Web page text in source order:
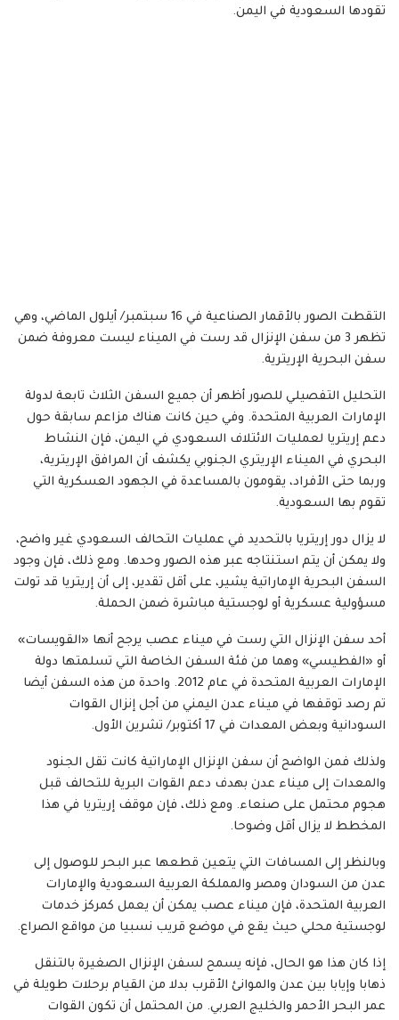
تقودها السعودية في اليمن.
التقطت الصور بالأقمار الصناعية في 16 سبتمبر/ أيلول الماضي، وهي
تظهر 3 من سفن الإنزال قد رست في الميناء ليست معروفة ضمن
سفن البحرية الإريترية.
التحليل التفصيلي للصور أظهر أن جميع السفن الثلاث تابعة لدولة
الإمارات العربية المتحدة. وفي حين كانت هناك مزاعم سابقة حول
دعم إريتريا لعمليات الائتلاف السعودي في اليمن، فإن النشاط
البحري في الميناء الإريتري الجنوبي يكشف أن المرافق الإريترية،
وربما حتى الأفراد، يقومون بالمساعدة في الجهود العسكرية التي
تقوم بها السعودية.
لا يزال دور إريتريا بالتحديد في عمليات التحالف السعودي غير واضح،
ولا يمكن أن يتم استنتاجه عبر هذه الصور وحدها. ومع ذلك، فإن وجود
السفن البحرية الإماراتية يشير، على أقل تقدير، إلى أن إريتريا قد تولت
مسؤولية عسكرية أو لوجستية مباشرة ضمن الحملة.
أحد سفن الإنزال التي رست في ميناء عصب يرجح أنها «القويسات»
أو «الفطيسي» وهما من فئة السفن الخاصة التي تسلمتها دولة
الإمارات العربية المتحدة في عام 2012. واحدة من هذه السفن أيضا
تم رصد توقفها في ميناء عدن اليمني من أجل إنزال القوات
السودانية وبعض المعدات في 17 أكتوبر/ تشرين الأول.
ولذلك فمن الواضح أن سفن الإنزال الإماراتية كانت تقل الجنود
والمعدات إلى ميناء عدن بهدف دعم القوات البرية للتحالف قبل
هجوم محتمل على صنعاء. ومع ذلك، فإن موقف إريتريا في هذا
المخطط لا يزال أقل وضوحا.
وبالنظر إلى المسافات التي يتعين قطعها عبر البحر للوصول إلى
عدن من السودان ومصر والمملكة العربية السعودية والإمارات
العربية المتحدة، فإن ميناء عصب يمكن أن يعمل كمركز خدمات
لوجستية محلي حيث يقع في موضع قريب نسبيا من مواقع الصراع.
إذا كان هذا هو الحال، فإنه يسمح لسفن الإنزال الصغيرة بالتنقل
ذهابا وإيابا بين عدن والموانئ الأقرب بدلا من القيام برحلات طويلة في
عمر البحر الأحمر والخليج العربي. من المحتمل أن تكون القوات